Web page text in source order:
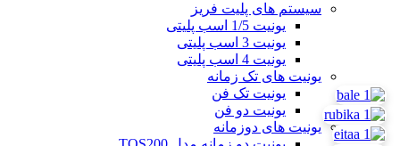
سیستم های پلیت فریز
یونیت 1/5 اسب پلیتی
یونیت 3 اسب پلیتی
یونیت 4 اسب پلیتی
یونیت های تک زمانه
یونیت تک فن
یونیت دو فن
یونیت های دوزمانه